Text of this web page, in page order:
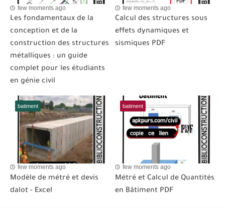
few moments ago
Les fondamentaux de la
conception et de la
construction des structures
métalliques : un guide
complet pour les étudiants
en génie civil
few moments ago
Calcul des structures sous
effets dynamiques et
sismiques PDF
batiment
few moments ago
Modèle de métré et devis
dalot - Excel
batiment
few moments ago
Métré et Calcul de Quantités
en Bâtiment PDF